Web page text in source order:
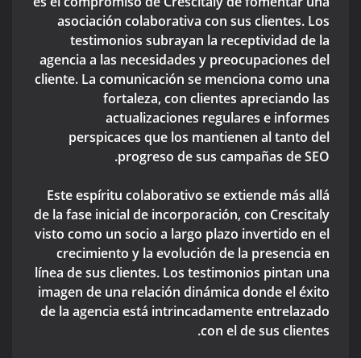
asociación colaborativa con sus clientes. Los
testimonios subrayan la receptividad de la
agencia a las necesidades y preocupaciones del
cliente. La comunicación se menciona como una
fortaleza, con clientes apreciando las
actualizaciones regulares e informes
perspicaces que los mantienen al tanto del
progreso de sus campañas de SEO.
Este espíritu colaborativo se extiende más allá
de la fase inicial de incorporación, con Crescitaly
visto como un socio a largo plazo invertido en el
crecimiento y la evolución de la presencia en
línea de sus clientes. Los testimonios pintan una
imagen de una relación dinámica donde el éxito
de la agencia está intrincadamente entrelazado
con el de sus clientes.